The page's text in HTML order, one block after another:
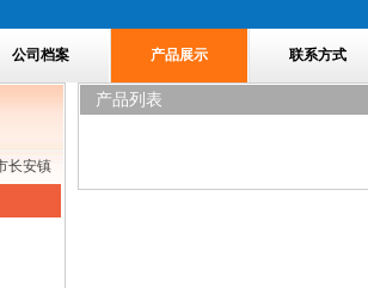
公司档案 产品展示 联系方式
长安镇
产品列表